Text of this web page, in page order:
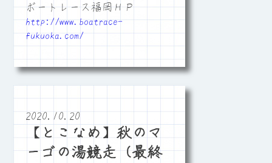
ボートレース福岡ＨＰ
http://www.boatrace-
fukuoka.com/
2020.10.20
【とこなめ】秋のマ
ーゴの湯競走（最終